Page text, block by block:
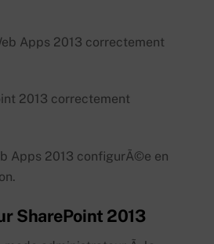
Apps 2013 correctement
2013 correctement
Apps 2013 configurÃ©e en
SharePoint 2013